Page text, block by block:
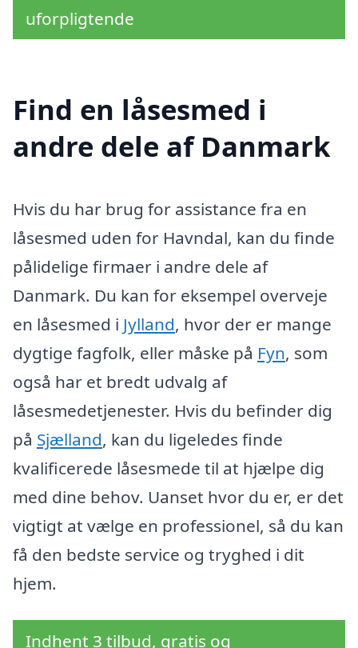
uforpligtende
Find en låsesmed i
andre dele af Danmark
Hvis du har brug for assistance fra en
låsesmed uden for Havndal, kan du finde
pålidelige firmaer i andre dele af
Danmark. Du kan for eksempel overveje
en låsesmed i Jylland, hvor der er mange
dygtige fagfolk, eller måske på Fyn, som
også har et bredt udvalg af
låsesmedetjenester. Hvis du befinder dig
på Sjælland, kan du ligeledes finde
kvalificerede låsesmede til at hjælpe dig
med dine behov. Uanset hvor du er, er det
vigtigt at vælge en professionel, så du kan
få den bedste service og tryghed i dit
hjem.
Indhent 3 tilbud, gratis og